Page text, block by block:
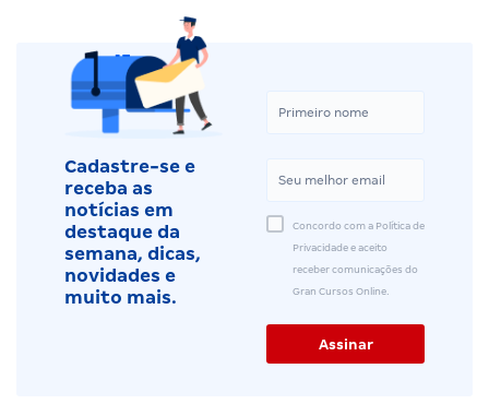
Cadastre-se e
receba as
notícias em
destaque da
semana, dicas,
novidades e
muito mais.
Concordo com a Política de
Privacidade e aceito
receber comunicações do
Gran Cursos Online.